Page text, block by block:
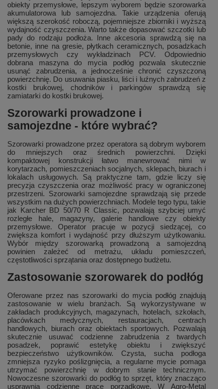
obiekty przemysłowe, lepszym wyborem będzie szorowarka
akumulatorowa lub samojezdna. Takie urządzenia oferują
większą szerokość roboczą, pojemniejsze zbiorniki i wyższą
wydajność czyszczenia. Warto także dopasować szczotki lub
pady do rodzaju podłoża. Inne akcesoria sprawdzą się na
betonie, inne na gresie, płytkach ceramicznych, posadzkach
przemysłowych czy wykładzinach PCV. Odpowiednio
dobrana maszyna do mycia podłóg pozwala skutecznie
usunąć zabrudzenia, a jednocześnie chronić czyszczoną
powierzchnię. Do usuwania piasku, liści i luźnych zabrudzeń z
kostki brukowej, chodników i parkingów sprawdzą się
zamiatarki do kostki brukowej.
Szorowarki prowadzone i
samojezdne - które wybrać?
Szorowarki prowadzone przez operatora są dobrym wyborem
do mniejszych oraz średnich powierzchni. Dzięki
kompaktowej konstrukcji łatwo manewrować nimi w
korytarzach, pomieszczeniach socjalnych, sklepach, biurach i
lokalach usługowych. Są praktyczne tam, gdzie liczy się
precyzja czyszczenia oraz możliwość pracy w ograniczonej
przestrzeni. Szorowarki samojezdne sprawdzają się przede
wszystkim na dużych powierzchniach. Modele tego typu, takie
jak Karcher BD 50/70 R Classic, pozwalają szybciej umyć
rozległe hale, magazyny, galerie handlowe czy obiekty
przemysłowe. Operator pracuje w pozycji siedzącej, co
zwiększa komfort i wydajność przy dłuższym użytkowaniu.
Wybór między szorowarką prowadzoną a samojezdną
powinien zależeć od metrażu, układu pomieszczeń,
częstotliwości sprzątania oraz dostępnego budżetu.
Zastosowanie szorowarek do podłóg
Oferowane przez nas szorowarki do mycia podłóg znajdują
zastosowanie w wielu branżach. Są wykorzystywane w
zakładach produkcyjnych, magazynach, hotelach, szkołach,
placówkach medycznych, restauracjach, centrach
handlowych, biurach oraz obiektach sportowych. Pozwalają
skutecznie usuwać codzienne zabrudzenia z twardych
posadzek, poprawić estetykę obiektu i zwiększyć
bezpieczeństwo użytkowników. Czysta, sucha podłoga
zmniejsza ryzyko poślizgnięcia, a regularne mycie pomaga
utrzymać powierzchnię w dobrym stanie technicznym.
Nowoczesne szorowarki do podłóg to sprzęt, który znacząco
usprawnia codzienne prace porządkowe. W Agro-Metal